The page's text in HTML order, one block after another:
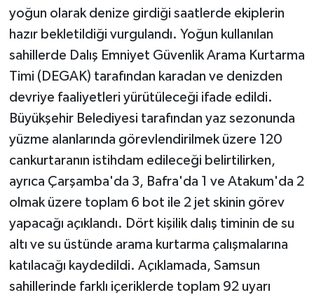
yoğun olarak denize girdiği saatlerde ekiplerin
hazır bekletildiği vurgulandı. Yoğun kullanılan
sahillerde Dalış Emniyet Güvenlik Arama Kurtarma
Timi (DEGAK) tarafından karadan ve denizden
devriye faaliyetleri yürütüleceği ifade edildi.
Büyükşehir Belediyesi tarafından yaz sezonunda
yüzme alanlarında görevlendirilmek üzere 120
cankurtaranın istihdam edileceği belirtilirken,
ayrıca Çarşamba'da 3, Bafra'da 1 ve Atakum'da 2
olmak üzere toplam 6 bot ile 2 jet skinin görev
yapacağı açıklandı. Dört kişilik dalış timinin de su
altı ve su üstünde arama kurtarma çalışmalarına
katılacağı kaydedildi. Açıklamada, Samsun
sahillerinde farklı içeriklerde toplam 92 uyarı